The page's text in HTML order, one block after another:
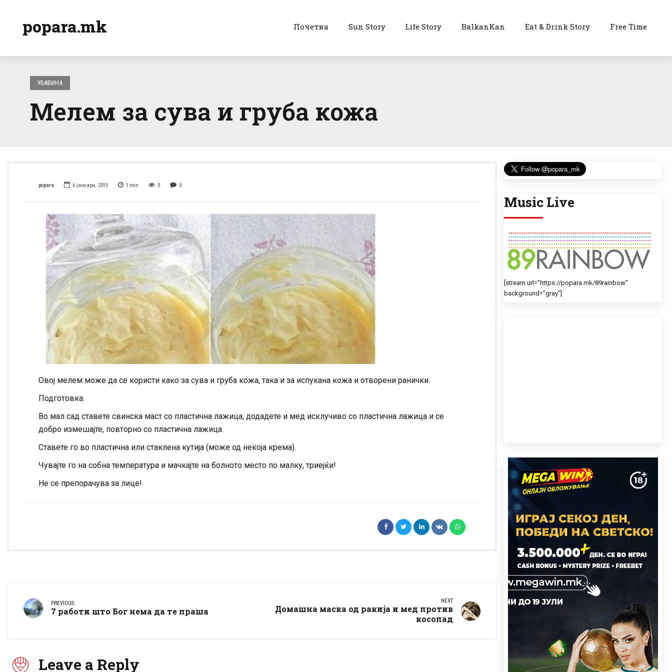
popara.mk Почетна Sun Story Life Story BalkanKan Eat & Drink Story Free Time
УБАВИНА
Мелем за сува и груба кожа
popara 6 јануари, 2015 1 min 0 0
Овој мелем може да се користи како за сува и груба кожа, така и за испукана кожа и отворени ранички.
Подготовка:
Во мал сад ставете свинска маст со пластична лажица, додадете и мед исклучиво со пластична лажица и се
добро измешајте, повторно со пластична лажица.
Ставете го во пластична или стаклена кутија (може од некоја крема).
Чувајте го на собна температура и мачкајте на болното место по малку, триејќи!
Не се препорачува за лице!
PREVIOUS
7 работи што Бог нема да те праша
NEXT
Домашна маска од ракија и мед против
косопад
Leave a Reply
Music Live
[stream url=”https://popara.mk/89rainbow”
background=”gray”]